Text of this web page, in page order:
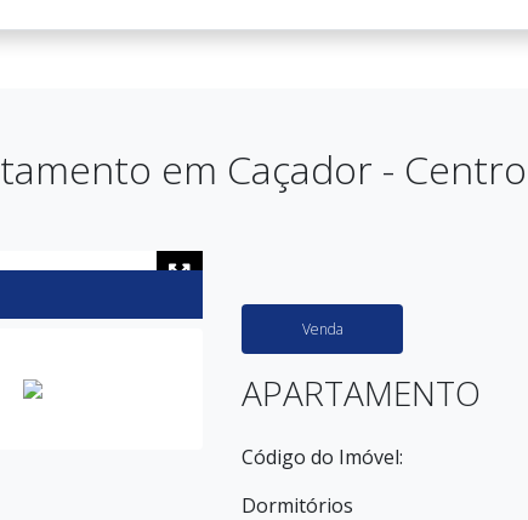
em Caçador - Centro
Venda
APARTAMENTO
Código do Imóvel:
Dormitórios